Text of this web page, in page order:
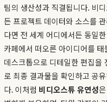
팀의 생산성과 직결됩니다. 비
든 프로젝트 데이터와 소스를
다면 전 세계 어디에서든 동일
카페에서 떠오른 아이디어를
데스크톱으로 디테일한 편집을
로 최종 결과물을 확인하고 공
다. 이처럼 비디오스튜 유연성